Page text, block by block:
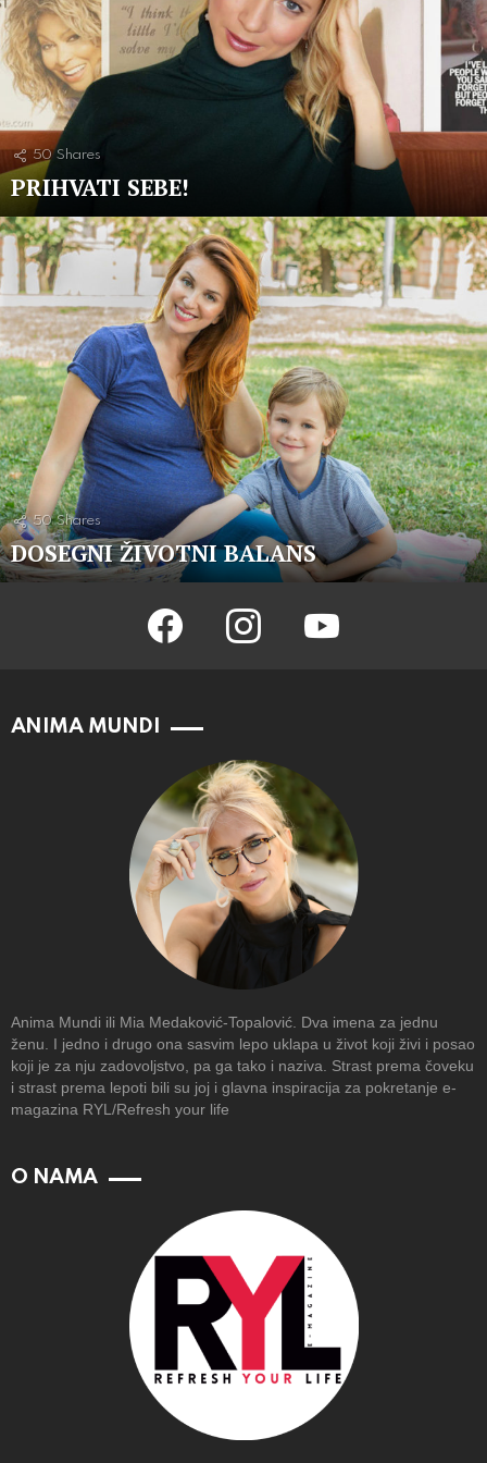
50 Shares
PRIHVATI SEBE!
50 Shares
DOSEGNI ŽIVOTNI BALANS
facebook instagram youtube
ANIMA MUNDI
Anima Mundi ili Mia Medaković-Topalović. Dva imena za jednu
ženu. I jedno i drugo ona sasvim lepo uklapa u život koji živi i posao
koji je za nju zadovoljstvo, pa ga tako i naziva. Strast prema čoveku
i strast prema lepoti bili su joj i glavna inspiracija za pokretanje e-
magazina RYL/Refresh your life
O NAMA